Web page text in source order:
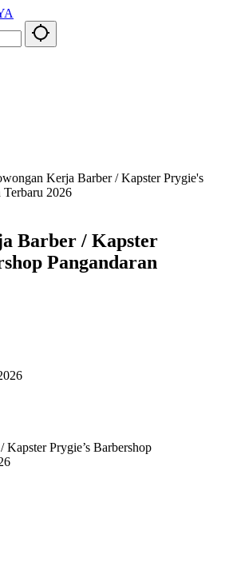
Kerja Barber / Kapster Prygie's
Terbaru 2026
Barber / Kapster
Pangandaran
Prygie’s Barbershop